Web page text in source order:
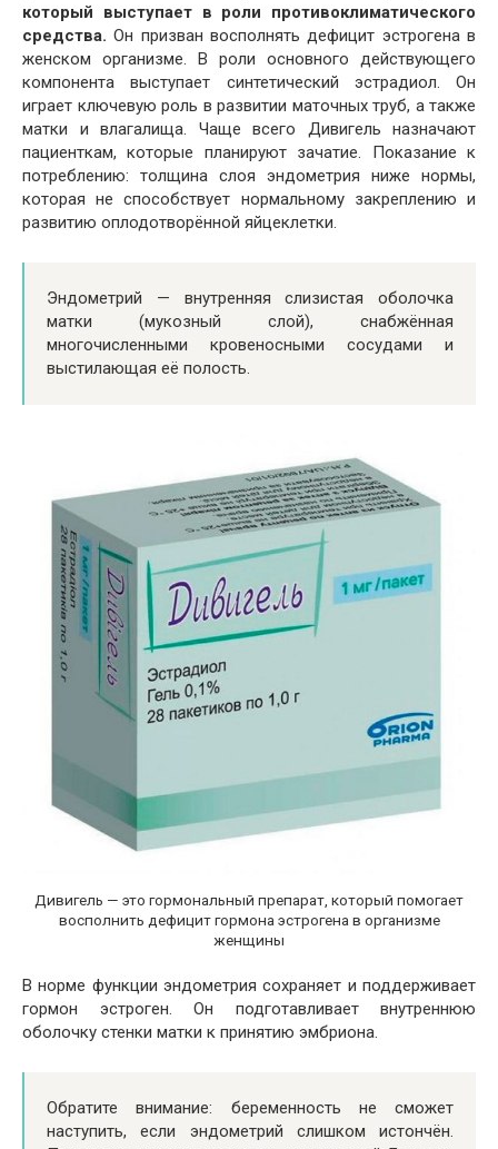
который выступает в роли противоклиматического
средства. Он призван восполнять дефицит эстрогена в
женском организме. В роли основного действующего
компонента выступает синтетический эстрадиол. Он
играет ключевую роль в развитии маточных труб, а также
матки и влагалища. Чаще всего Дивигель назначают
пациенткам, которые планируют зачатие. Показание к
потреблению: толщина слоя эндометрия ниже нормы,
которая не способствует нормальному закреплению и
развитию оплодотворённой яйцеклетки.
Эндометрий — внутренняя слизистая оболочка
матки (мукозный слой), снабжённая
многочисленными кровеносными сосудами и
выстилающая её полость.
Дивигель — это гормональный препарат, который помогает
восполнить дефицит гормона эстрогена в организме
женщины
В норме функции эндометрия сохраняет и поддерживает
гормон эстроген. Он подготавливает внутреннюю
оболочку стенки матки к принятию эмбриона.
Обратите внимание: беременность не сможет
наступить, если эндометрий слишком истончён.